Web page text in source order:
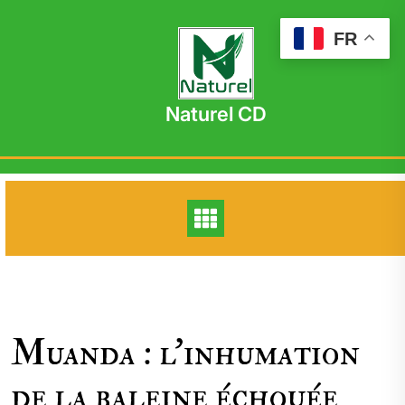
Naturel CD
Muanda : l’inhumation
FR